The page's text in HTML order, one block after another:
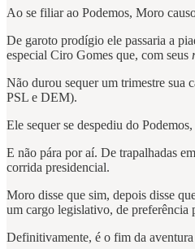
Ao se filiar ao Podemos, Moro
De garoto prodígio ele passaria a
especial Ciro Gomes que, com seus
Não durou sequer um trimestre sua
PSL e DEM).
Ele sequer se despediu do
E não pára por aí. De trapalhadas
corrida presidencial.
Moro disse que sim, depois disse
um cargo legislativo, de preferência
Definitivamente, é o fim da